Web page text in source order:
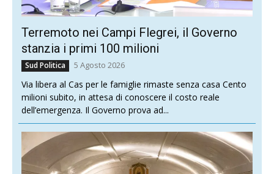
Terremoto nei Campi Flegrei, il Governo
stanzia i primi 100 milioni
Sud Politica 5 Agosto 2026
Via libera al Cas per le famiglie rimaste senza casa Cento
milioni subito, in attesa di conoscere il costo reale
dell’emergenza. Il Governo prova ad...